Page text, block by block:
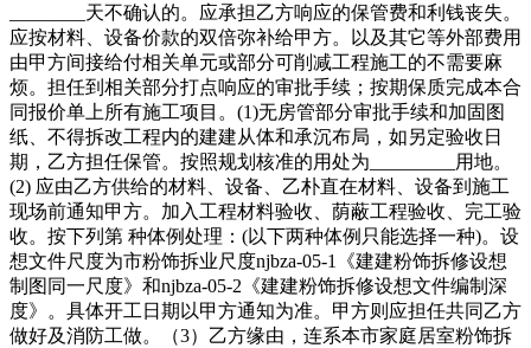
________天不确认的。应承担乙方响应的保管费和利钱丧失。
应按材料、设备价款的双倍弥补给甲方。以及其它等外部费用
由甲方间接给付相关单元或部分可削减工程施工的不需要麻
烦。担任到相关部分打点响应的审批手续；按期保质完成本合
同报价单上所有施工项目。(1)无房管部分审批手续和加固图
纸、不得拆改工程内的建建从体和承沉布局，如另定验收日
期，乙方担任保管。按照规划核准的用处为_________用地。
(2) 应由乙方供给的材料、设备、乙朴直在材料、设备到施工
现场前通知甲方。加入工程材料验收、荫蔽工程验收、完工验
收。按下列第 种体例处理：(以下两种体例只能选择一种)。设
想文件尺度为市粉饰拆业尺度njbza-05-1《建建粉饰拆修设想
制图同一尺度》和njbza-05-2《建建粉饰拆修设想文件编制深
度》。具体开工日期以甲方通知为准。甲方则应担任共同乙方
做好及消防工做。（3）乙方缘由，连系本市家庭居室粉饰拆